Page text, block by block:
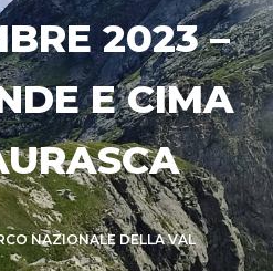
2023 –
E CIMA
NAZIONALE DELLA VAL